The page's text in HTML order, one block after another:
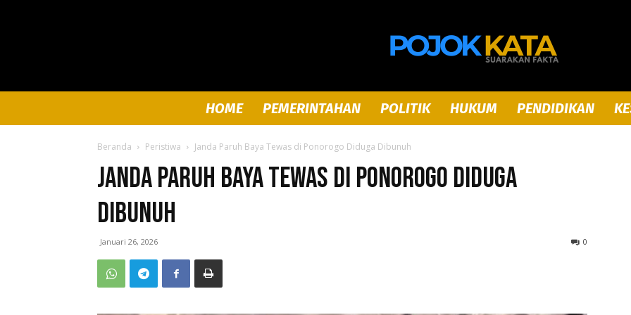
Pojok
HOME PEMERINTAHAN POLITIK HUKUM PENDIDIKAN
Beranda Peristiwa Janda Paruh Baya Tewas di Ponorogo Diduga Dibunuh
Janda Paruh Baya Tewas di Ponorogo Diduga
Dibunuh
Januari 26, 2026 0